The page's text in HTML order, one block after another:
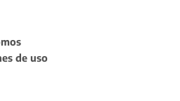
de uso